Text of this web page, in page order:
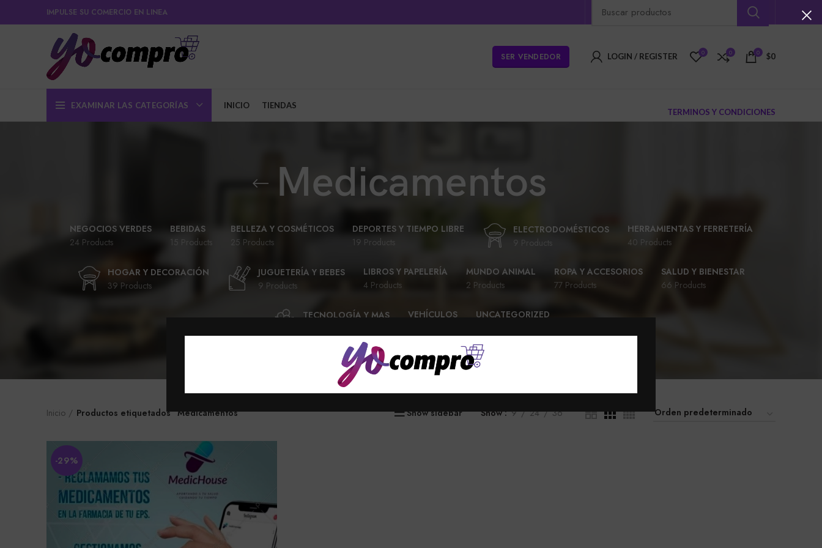
IMPULSE SU COMERCIO EN LINEA
SER VENDEDOR LOGIN / REGISTER 0 0 0 $0
EXAMINAR LAS CATEGORÍAS INICIO TIENDAS
TERMINOS Y CONDICIONES
Medicamentos
NEGOCIOS VERDES
24 Products
BEBIDAS
15 Products
BELLEZA Y COSMÉTICOS
25 Products
DEPORTES Y TIEMPO LIBRE
19 Products
ELECTRODOMÉSTICOS
9 Products
HERRAMIENTAS Y FERRETERÍA
40 Products
HOGAR Y DECORACIÓN
39 Products
JUGUETERÍA Y BEBES
9 Products
LIBROS Y PAPELERÍA
4 Products
MUNDO ANIMAL
2 Products
ROPA Y ACCESORIOS
77 Products
SALUD Y BIENESTAR
66 Products
TECNOLOGÍA Y MAS
VEHÍCULOS
UNCATEGORIZED
Inicio Productos etiquetados “Medicamentos” Show sidebar Show 9 24 36
-29%